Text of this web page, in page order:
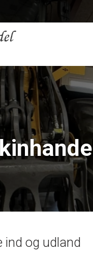
ind og udland